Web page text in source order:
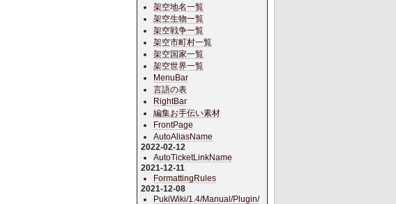
架空地名一覧
架空生物一覧
架空戦争一覧
架空市町村一覧
架空国家一覧
架空世界一覧
MenuBar
言語の表
RightBar
編集お手伝い素材
FrontPage
AutoAliasName
2022-02-12
AutoTicketLinkName
2021-12-11
FormattingRules
2021-12-08
PukiWiki/1.4/Manual/Plugin/